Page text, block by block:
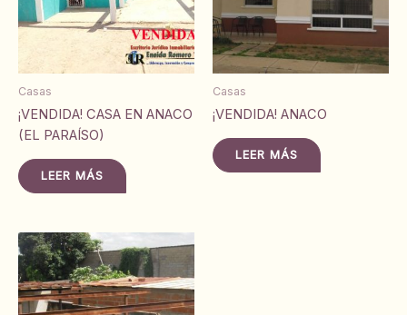
Casas
¡VENDIDA! CASA EN ANACO
(EL PARAÍSO)
LEER MÁS
Casas
¡VENDIDA! ANACO
LEER MÁS